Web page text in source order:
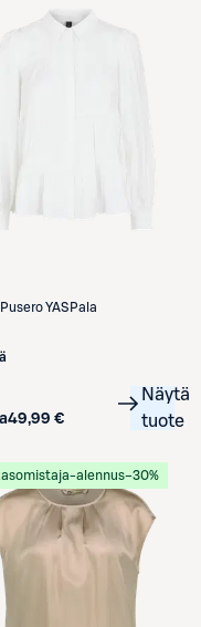
Pusero YASPala
49,99 €
Näytä
tuote
alennus−30%